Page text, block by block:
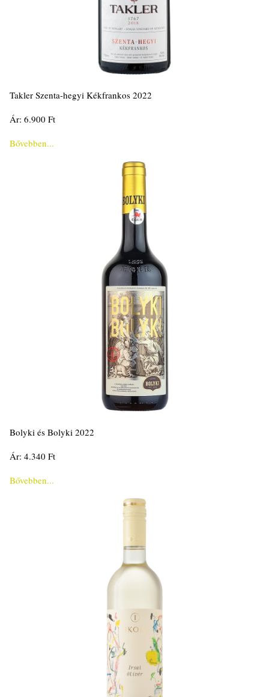
Takler Szenta-hegyi Kékfrankos 2022
Ár: 6.900 Ft
Bővebben...
Bolyki és Bolyki 2022
Ár: 4.340 Ft
Bővebben...